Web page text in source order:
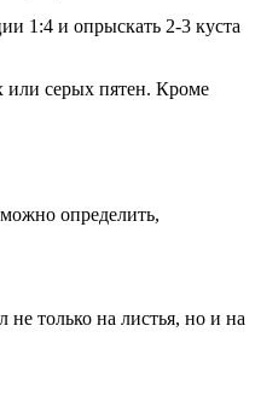
1:4 и опрыскать 2-3 куста
или серых пятен. Кроме
определить,
только на листья, но и на